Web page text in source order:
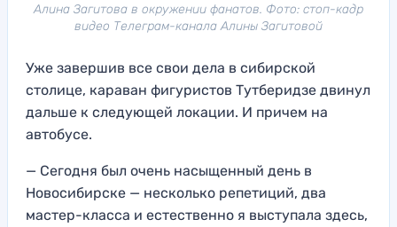
Алина Загитова в окружении фанатов. Фото: стоп-кадр
видео Телеграм-канала Алины Загитовой
Уже завершив все свои дела в сибирской
столице, караван фигуристов Тутберидзе двинул
дальше к следующей локации. И причем на
автобусе.
— Сегодня был очень насыщенный день в
Новосибирске — несколько репетиций, два
мастер-класса и естественно я выступала здесь,